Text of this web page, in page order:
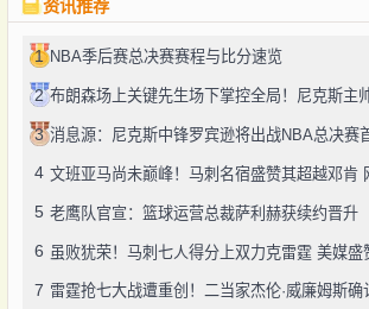
资讯推荐
1 NBA季后赛总决赛赛程与比分速览
2
3 消息源：尼克斯中锋罗宾逊将出战NBA总决赛
4
5 老鹰队官宣：篮球运营总裁萨利赫获续约晋升
6 虽败犹荣！马刺七人得分上双力克雷霆 美媒盛
7